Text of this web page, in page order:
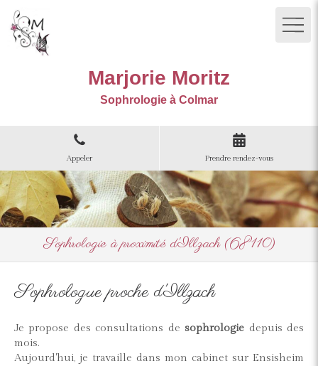
Marjorie Moritz
Sophrologie à Colmar
Appeler Prendre rendez-vous
Sophrologie à proximité d'Illzach (68110)
Sophrologue proche d'Illzach
Je propose des consultations de sophrologie depuis des
mois.
Aujourd'hui, je travaille dans mon cabinet sur Ensisheim